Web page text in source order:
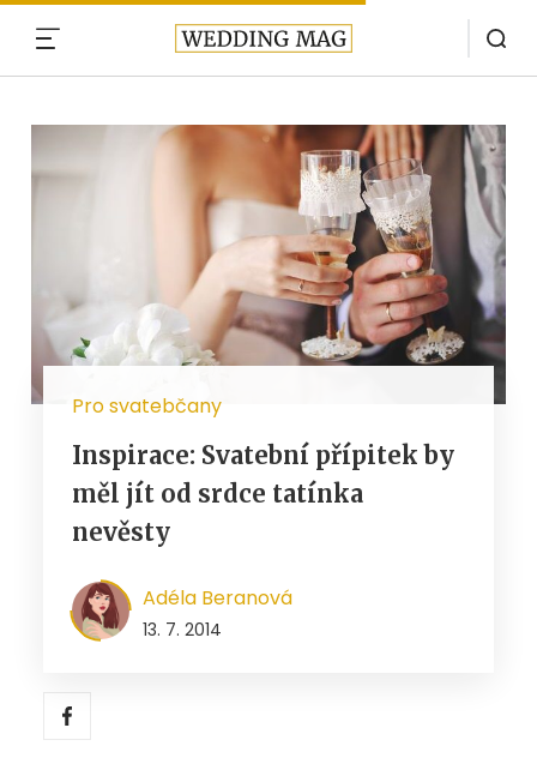
Pro svatebčany
Inspirace: Svatební přípitek by
měl jít od srdce tatínka
nevěsty
Adéla Beranová
13. 7. 2014